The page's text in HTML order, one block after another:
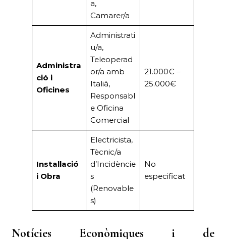
Administra
u/a,
Teleoperad
or/a amb
Italià,
Responsabl
e Oficina
Comercial
Instal·lació
Electricista,
Tècnic/a
d’Incidèncie
s
(Renovable
s)
No
Notícies Econòmiques i de
Desenvolupament
| 17/09/2025 | DHL Express obre un ‘hub’